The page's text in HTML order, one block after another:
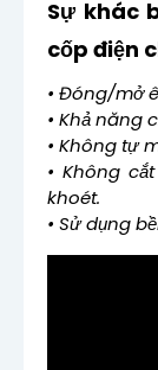
Sự khác
cốp điện
• Đóng/mở
• Khả năng
• Không tự
• Không
khoét.
• Sử dụng